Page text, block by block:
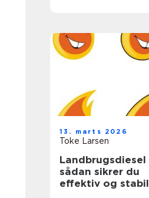
13. marts 2026
Toke Larsen
Landbrugsdiesel
sådan sikrer du
effektiv og stabil